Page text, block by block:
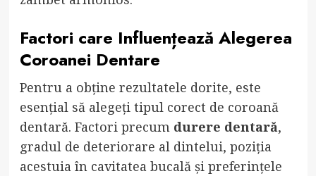
Factori care Influențează Alegerea
Coroanei Dentare
Pentru a obține rezultatele dorite, este
esențial să alegeți tipul corect de coroană
dentară. Factori precum durere dentară,
gradul de deteriorare al dintelui, poziția
acestuia în cavitatea bucală și preferințele